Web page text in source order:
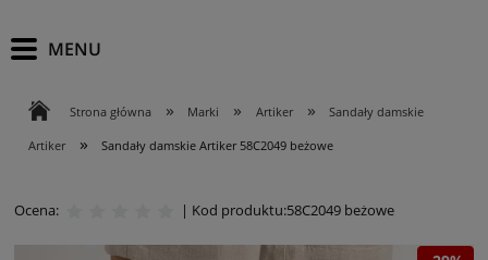
Strona główna » Marki » Artiker » Sandały damskie
Artiker » Sandały damskie Artiker 58C2049 beżowe
Ocena: | Kod produktu:58C2049 beżowe